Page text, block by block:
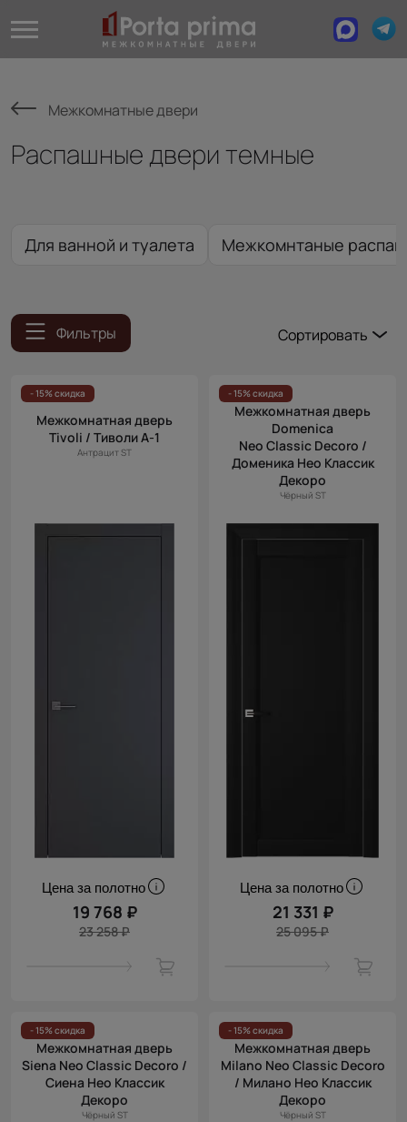
Межкомнатные двери
Распашные двери темные
Для ванной и туалета Межкомнтаные
Фильтры
Сортировать
Цена
(возр.)
Цена (убыв.)
Cначала
новинки
скидки
- 15% скидка
Межкомнатная дверь
Tivoli / Тиволи А-1
Антрацит ST
Цена за полотно
19 768 ₽
23 258 ₽
- 15% скидка
Межкомнатная дверь
Domenica
Neo Classic Decoro /
Доменика Нео Классик
Декоро
Чёрный ST
Цена за полотно
21 331 ₽
25 095 ₽
- 15% скидка
Межкомнатная дверь
Siena Neo Classic Decoro /
Сиена Нео Классик
Декоро
Чёрный ST
- 15% скидка
Межкомнатная дверь
Milano Neo Classic Decoro
/ Милано Нео Классик
Декоро
Чёрный ST